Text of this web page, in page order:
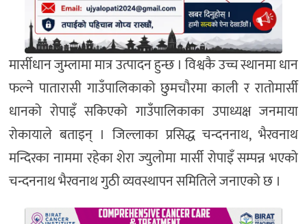
मार्सीधान जुम्लामा मात्र उत्पादन हुन्छ । विश्वकै उच्च स्थानमा धान
फल्ने पातारासी गाउँपालिकाको छुमचौरमा काली र रातोमार्सी
धानको रोपाइँ सकिएको गाउँपालिकाका उपाध्यक्ष जनमाया
रोकायाले बताइन् । जिल्लाका प्रसिद्ध चन्दननाथ, भैरवनाथ
मन्दिरका नाममा रहेका शेरा ज्युलोमा मार्सी रोपाइँ सम्पन्न भएको
चन्दननाथ भैरवनाथ गुठी व्यवस्थापन समितिले जनाएको छ ।